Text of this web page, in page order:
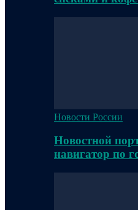
Новости России
Новостной
навигатор по